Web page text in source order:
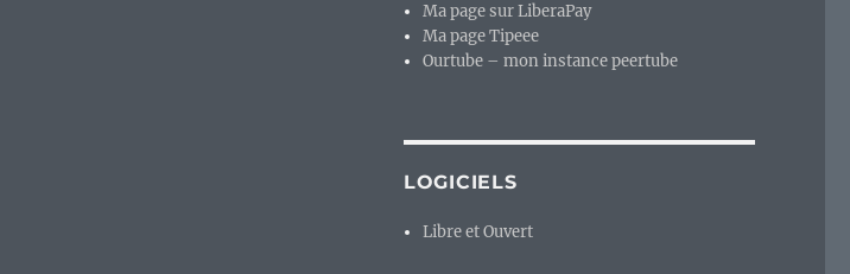
Ma page sur LiberaPay
Ma page Tipeee
Ourtube – mon instance peertube
LOGICIELS
Libre et Ouvert